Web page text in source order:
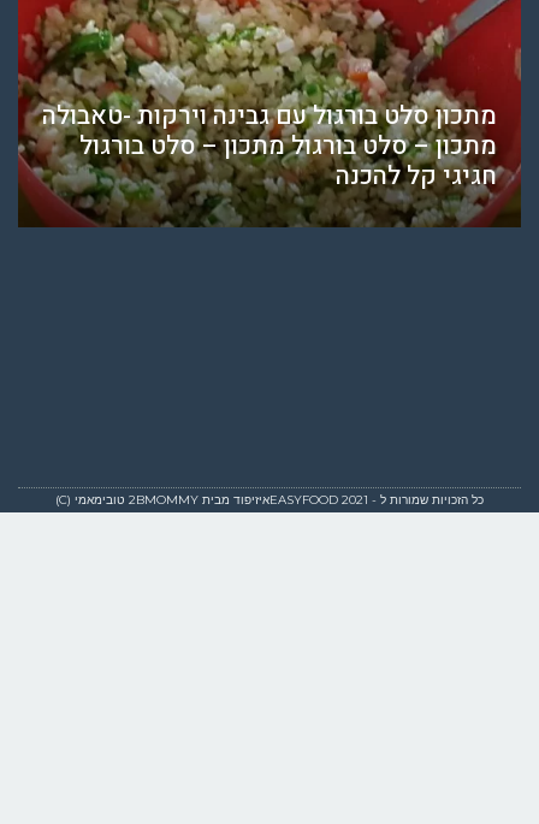
מתכון סלט בורגול עם גבינה וירקות -טאבולה
מתכון – סלט בורגול מתכון – סלט בורגול
חגיגי קל להכנה
כל הזכויות שמורות ל - EASYFOOD 2021איזיפוד מבית 2BMOMMY טובימאמי (C)